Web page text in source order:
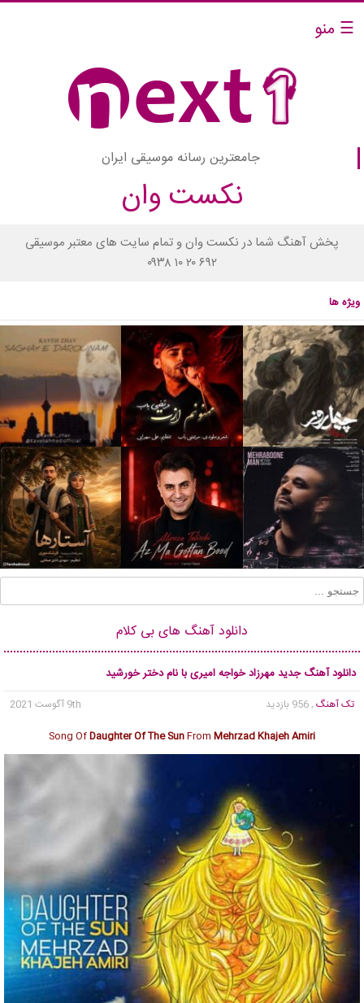
☰ منو
جامعترین رسانه موسیقی ایران
نکست وان
پخش آهنگ شما در نکست وان و تمام سایت های معتبر موسیقی
۰۹۳۸ ۱۰ ۲۰ ۶۹۲
ویژه ها
دانلود آهنگ های بی کلام
دانلود آهنگ جدید مهرزاد خواجه امیری با نام دختر خورشید
تک آهنگ , 956 بازدید
9th آگوست 2021
Song OfDaughter Of The SunFrom Mehrzad Khajeh Amiri